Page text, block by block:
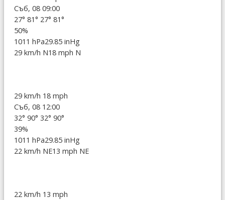
Съб, 08 09:00
27° 81° 27° 81°
50%
1011 hPa29.85 inHg
29 km/h N18 mph N
29 km/h 18 mph
Съб, 08 12:00
32° 90° 32° 90°
39%
1011 hPa29.85 inHg
22 km/h NE13 mph NE
22 km/h 13 mph